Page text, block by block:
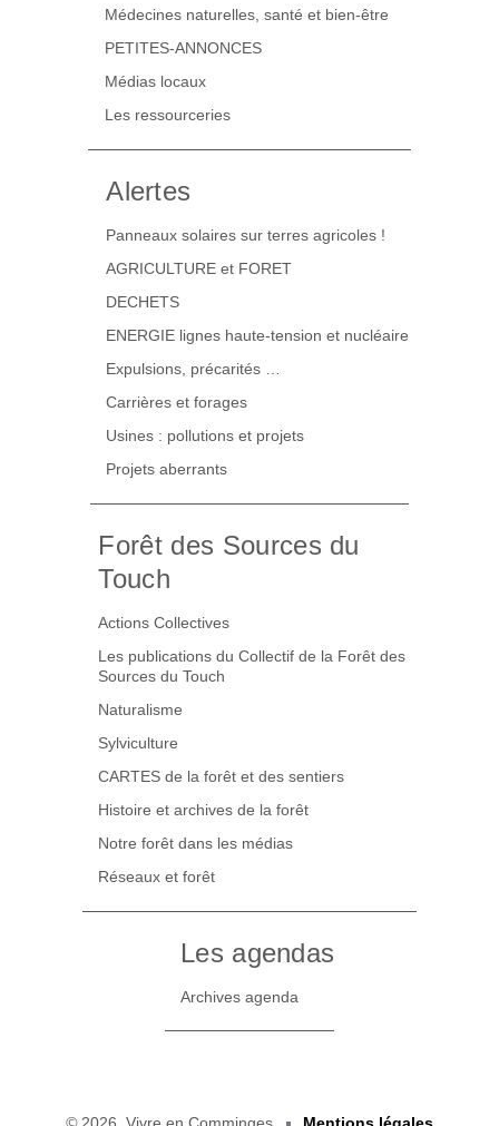
Médecines naturelles, santé et bien-être
PETITES-ANNONCES
Médias locaux
Les ressourceries
Alertes
Panneaux solaires sur terres agricoles !
AGRICULTURE et FORET
DECHETS
ENERGIE lignes haute-tension et nucléaire
Expulsions, précarités …
Carrières et forages
Usines : pollutions et projets
Projets aberrants
Forêt des Sources du
Touch
Actions Collectives
Les publications du Collectif de la Forêt des
Sources du Touch
Naturalisme
Sylviculture
CARTES de la forêt et des sentiers
Histoire et archives de la forêt
Notre forêt dans les médias
Réseaux et forêt
Les agendas
Archives agenda